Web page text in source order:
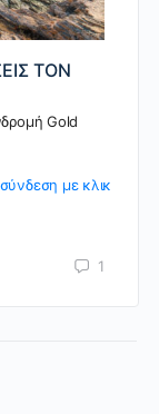
ΤΟΝ
Gold
με κλικ
1